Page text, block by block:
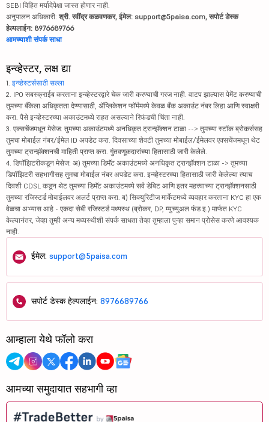
SEBI विहित मर्यादेपेक्षा जास्त होणार नाही.
अनुपालन अधिकारी: श्री. रवींद्र कळवणकर, ईमेल: support@5paisa.com, सपोर्ट डेस्क
हेल्पलाईन: 8976689766
आमच्याशी संपर्क साधा
इन्व्हेस्टर, लक्ष द्या
1. इन्व्हेस्टर्ससाठी सल्ला
2. IPO सबस्क्राईब करताना इन्व्हेस्टरद्वारे चेक जारी करण्याची गरज नाही. वाटप झाल्यास पेमेंट करण्याची
तुमच्या बँकेला अधिकृतता देण्यासाठी, ॲप्लिकेशन फॉर्ममध्ये केवळ बँक अकाउंट नंबर लिहा आणि स्वाक्षरी
करा. पैसे इन्व्हेस्टरच्या अकाउंटमध्ये राहत असल्याने रिफंडची चिंता नाही.
3. एक्सचेंजमधून मेसेज: तुमच्या अकाउंटमध्ये अनधिकृत ट्रान्झॅक्शन टाळा --> तुमच्या स्टॉक ब्रोकर्ससह
तुमचा मोबाईल नंबर/ईमेल ID अपडेट करा. दिवसाच्या शेवटी तुमच्या मोबाईल/ईमेलवर एक्सचेंजमधून थेट
तुमच्या ट्रान्झॅक्शनची माहिती प्राप्त करा. गुंतवणूकदारांच्या हितासाठी जारी केलेले.
4. डिपॉझिटरीकडून मेसेज: अ) तुमच्या डिमॅट अकाउंटमध्ये अनधिकृत ट्रान्झॅक्शन टाळा -> तुमच्या
डिपॉझिटरी सहभागीसह तुमचा मोबाईल नंबर अपडेट करा. इन्व्हेस्टरच्या हितासाठी जारी केलेल्या त्याच
दिवशी CDSL कडून थेट तुमच्या डिमॅट अकाउंटमध्ये सर्व डेबिट आणि इतर महत्त्वाच्या ट्रान्झॅक्शनसाठी
तुमच्या रजिस्टर्ड मोबाईलवर अलर्ट प्राप्त करा. ब) सिक्युरिटीज मार्केटमध्ये व्यवहार करताना KYC हा एक
वेळचा अभ्यास आहे - एकदा सेबी रजिस्टर्ड मध्यस्थ (ब्रोकर, DP, म्युच्युअल फंड इ.) मार्फत KYC
केल्यानंतर, जेव्हा तुम्ही अन्य मध्यस्थीशी संपर्क साधता तेव्हा तुम्हाला पुन्हा समान प्रोसेस करणे आवश्यक
नाही.
ईमेल: support@5paisa.com
सपोर्ट डेस्क हेल्पलाईन: 8976689766
आम्हाला येथे फॉलो करा
आमच्या समुदायात सहभागी व्हा